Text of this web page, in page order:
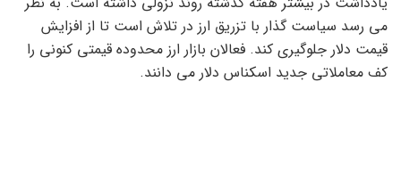
می رسد سیاست گذار با تزریق ارز در تلاش است تا از افزایش
قیمت دلار جلوگیری کند. فعالان بازار ارز محدوده قیمتی کنونی را
کف معاملاتی جدید اسکناس دلار می دانند.